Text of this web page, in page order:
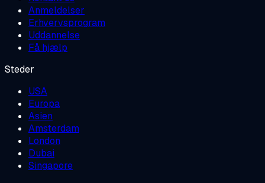
Anmeldelser
Erhvervsprogram
Uddannelse
Få hjælp
Steder
USA
Europa
Asien
Amsterdam
London
Dubai
Singapore